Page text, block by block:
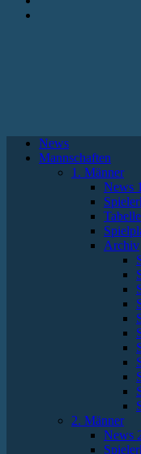
News
Mannschaften
1. Männer
News
Archiv
2. Männer
News